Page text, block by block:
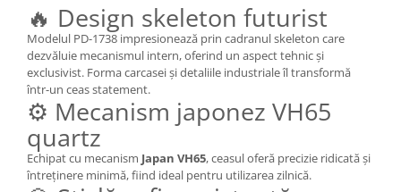
🔥 Design skeleton futurist
Modelul PD-1738 impresionează prin cadranul skeleton care
dezvăluie mecanismul intern, oferind un aspect tehnic și
exclusivist. Forma carcasei și detaliile industriale îl transformă
într-un ceas statement.
⚙️ Mecanism japonez VH65
quartz
Echipat cu mecanism Japan VH65, ceasul oferă precizie ridicată și
întreținere minimă, fiind ideal pentru utilizarea zilnică.